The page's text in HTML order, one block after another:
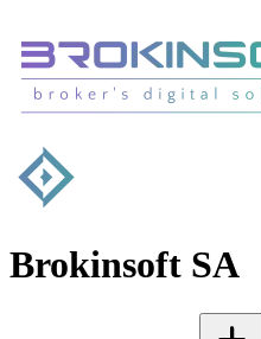
Brokinsoft SA